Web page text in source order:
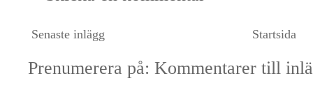
Senaste inlägg Startsida
Prenumerera på: Kommentarer till